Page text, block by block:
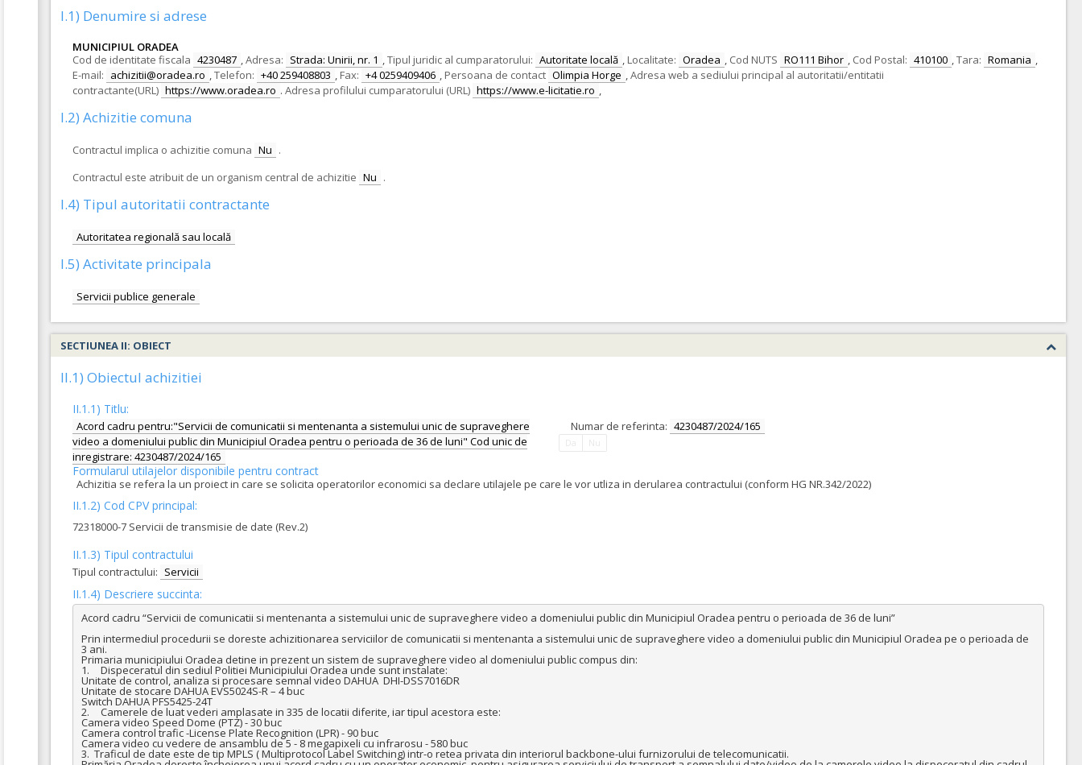
I.1) Denumire si adrese
MUNICIPIUL ORADEA
Cod de identitate fiscala 4230487 ,Adresa: Strada: Unirii, nr. 1 ,Tipul juridic al cumparatorului: Autoritate locală , Localitate: Oradea , Cod NUTS RO111 Bihor , Cod Postal: 410100 ,Tara: Romania ,
E-mail: achizitii@oradea.ro ,Telefon: +40 259408803 , Fax: +4 0259409406 , Persoana de contact Olimpia Horge ,Adresa web a sediului principal al autoritatii/entitatii
contractante(URL) https://www.oradea.ro . Adresa profilului cumparatorului (URL) https://www.e-licitatie.ro ,
I.2) Achizitie comuna
Contractul implica o achizitie comuna Nu .
Contractul este atribuit de un organism central de achizitie Nu .
I.4) Tipul autoritatii contractante
Autoritatea regională sau locală
I.5) Activitate principala
Servicii publice generale
SECTIUNEA II: OBIECT
II.1) Obiectul achizitiei
II.1.1) Titlu:
Acord cadru pentru:"Servicii de comunicatii si mentenanta a sistemului unic de supraveghere
video a domeniului public din Municipiul Oradea pentru o perioada de 36 de luni" Cod unic de
inregistrare: 4230487/2024/165
Numar de referinta: 4230487/2024/165
Formularul utilajelor disponibile pentru contract
Achizitia se refera la un proiect in care se solicita operatorilor economici sa declare utilajele pe care le vor utliza in derularea contractului (conform HG NR.342/2022)
II.1.2) Cod CPV principal:
72318000-7 Servicii de transmisie de date (Rev.2)
II.1.3) Tipul contractului
Tipul contractului: Servicii
II.1.4) Descriere succinta:
Acord cadru “Servicii de comunicatii si mentenanta a sistemului unic de supraveghere video a domeniului public din Municipiul Oradea pentru o perioada de 36 de luni”
Prin intermediul procedurii se doreste achizitionarea serviciilor de comunicatii si mentenanta a sistemului unic de supraveghere video a domeniului public din Municipiul Oradea pe o perioada de
3 ani.
Primaria municipiului Oradea detine in prezent un sistem de supraveghere video al domeniului public compus din:
1.	Dispeceratul din sediul Politiei Municipiului Oradea unde sunt instalate:
Unitate de control, analiza si procesare semnal video DAHUA  DHI-DSS7016DR
Unitate de stocare DAHUA EVS5024S-R – 4 buc
Switch DAHUA PFS5425-24T
2.	Camerele de luat vederi amplasate in 335 de locatii diferite, iar tipul acestora este:
Camera video Speed Dome (PTZ) - 30 buc
Camera control trafic -License Plate Recognition (LPR) - 90 buc
Camera video cu vedere de ansamblu de 5 - 8 megapixeli cu infrarosu - 580 buc
3.  Traficul de date este de tip MPLS ( Multiprotocol Label Switching) intr-o retea privata din interiorul backbone-ului furnizorului de telecomunicatii.